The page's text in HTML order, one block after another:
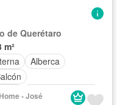
de Querétaro
m²
Alberca
Cocina equipada
- José